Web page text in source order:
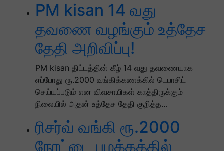
PM kisan 14 வது
தவணை வழங்கும் உத்தேச
தேதி அறிவிப்பு!
PM kisan திட்டத்தின் கீழ் 14 வது தவணையாக
எப்போது ரூ.2000 வங்கிக்கணக்கில் டெபாசிட்
செய்யப்படும் என விவசாயிகள் காத்திருக்கும்
நிலையில் அதன் உத்தேச தேதி குறித்த…
ரிசர்வ் வங்கி ரூ.2000
நோட்டை புழக்கத்தில்